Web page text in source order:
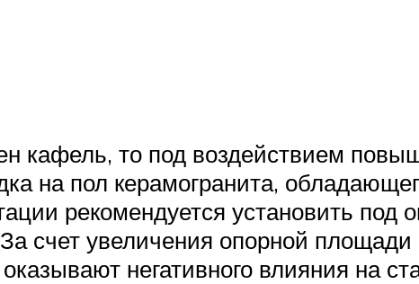
кафель, то под воздействием
на пол керамогранита,
рекомендуется установить под
увеличения опорной площади
негативного влияния на